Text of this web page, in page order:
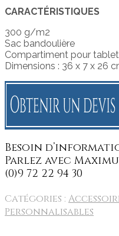
CARACTÉRISTIQUES
300 g/m2
Sac bandoulière
Compartiment pour
Dimensions : 36 x 7 x 26
Catégories :
Personnalisables